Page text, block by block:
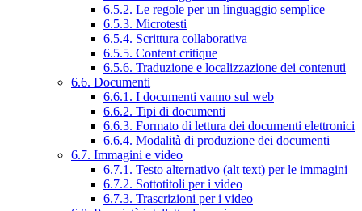
6.5.2. Le regole per un linguaggio semplice
6.5.3. Microtesti
6.5.4. Scrittura collaborativa
6.5.5. Content critique
6.5.6. Traduzione e localizzazione dei contenuti
6.6. Documenti
6.6.1. I documenti vanno sul web
6.6.2. Tipi di documenti
6.6.3. Formato di lettura dei documenti elettronici
6.6.4. Modalità di produzione dei documenti
6.7. Immagini e video
6.7.1. Testo alternativo (alt text) per le immagini
6.7.2. Sottotitoli per i video
6.7.3. Trascrizioni per i video